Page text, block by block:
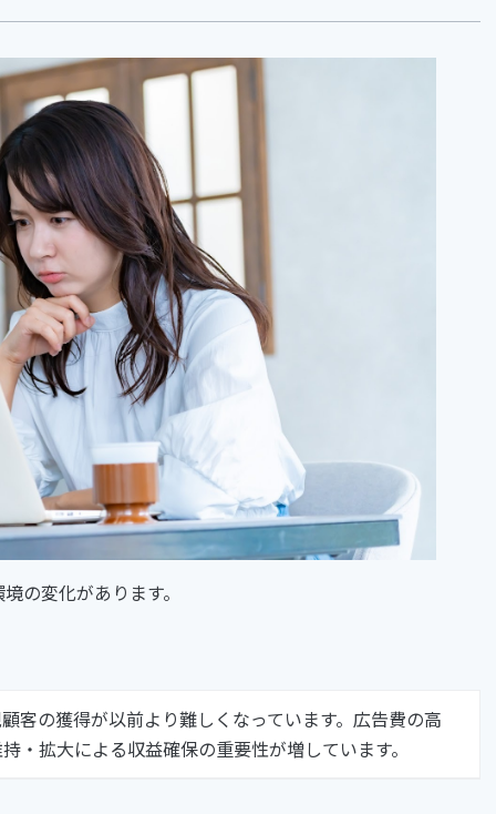
の変化があります。
客の獲得が以前より難しくなっています。広告費の高
・拡大による収益確保の重要性が増しています。